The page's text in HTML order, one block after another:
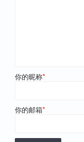
你的昵称*
你的邮箱*